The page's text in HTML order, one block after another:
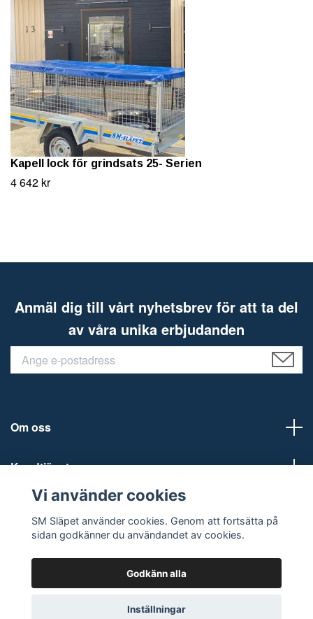
Kapell lock för grindsats 25- Serien
4 642 kr
Anmäl dig till vårt nyhetsbrev för att ta del
av våra unika erbjudanden
Om oss
Kundtjänst
Sociala medier
© 2026 SM Släpet AB
Vi använder cookies
SM Släpet använder cookies. Genom att fortsätta på
sidan godkänner du användandet av cookies.
Godkänn alla
Inställningar